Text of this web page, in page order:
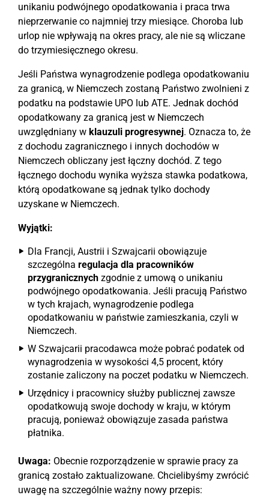
unikaniu podwójnego opodatkowania i praca trwa
nieprzerwanie co najmniej trzy miesiące. Choroba lub
urlop nie wpływają na okres pracy, ale nie są wliczane
do trzymiesięcznego okresu.
Jeśli Państwa wynagrodzenie podlega opodatkowaniu
za granicą, w Niemczech zostaną Państwo zwolnieni z
podatku na podstawie UPO lub ATE. Jednak dochód
opodatkowany za granicą jest w Niemczech
uwzględniany w klauzuli progresywnej. Oznacza to, że
z dochodu zagranicznego i innych dochodów w
Niemczech obliczany jest łączny dochód. Z tego
łącznego dochodu wynika wyższa stawka podatkowa,
którą opodatkowane są jednak tylko dochody
uzyskane w Niemczech.
Wyjątki:
Dla Francji, Austrii i Szwajcarii obowiązuje
szczególna regulacja dla pracowników
przygranicznych zgodnie z umową o unikaniu
podwójnego opodatkowania. Jeśli pracują Państwo
w tych krajach, wynagrodzenie podlega
opodatkowaniu w państwie zamieszkania, czyli w
Niemczech.
W Szwajcarii pracodawca może pobrać podatek od
wynagrodzenia w wysokości 4,5 procent, który
zostanie zaliczony na poczet podatku w Niemczech.
Urzędnicy i pracownicy służby publicznej zawsze
opodatkowują swoje dochody w kraju, w którym
pracują, ponieważ obowiązuje zasada państwa
płatnika.
Uwaga: Obecnie rozporządzenie w sprawie pracy za
granicą zostało zaktualizowane. Chcielibyśmy zwrócić
uwagę na szczególnie ważny nowy przepis: